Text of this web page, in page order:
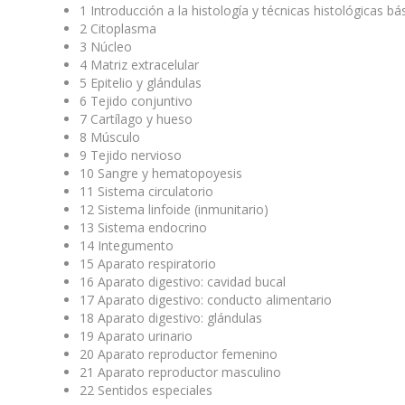
1 Introducción a la histología y técnicas histológicas
2 Citoplasma
3 Núcleo
4 Matriz extracelular
5 Epitelio y glándulas
6 Tejido conjuntivo
7 Cartílago y hueso
8 Músculo
9 Tejido nervioso
10 Sangre y hematopoyesis
11 Sistema circulatorio
12 Sistema linfoide (inmunitario)
13 Sistema endocrino
14 Integumento
15 Aparato respiratorio
16 Aparato digestivo: cavidad bucal
17 Aparato digestivo: conducto alimentario
18 Aparato digestivo: glándulas
19 Aparato urinario
20 Aparato reproductor femenino
21 Aparato reproductor masculino
22 Sentidos especiales